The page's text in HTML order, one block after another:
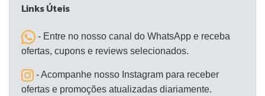
Links Úteis
- Entre no nosso canal do WhatsApp e receba
ofertas, cupons e reviews selecionados.
- Acompanhe nosso Instagram para receber
ofertas e promoções atualizadas diariamente.